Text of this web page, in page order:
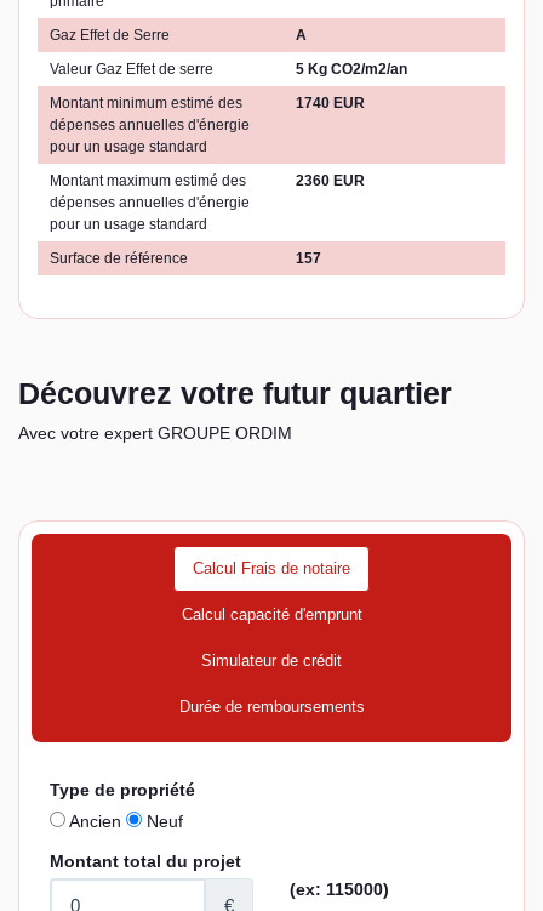
Gaz Effet de Serre
A
Valeur Gaz Effet de serre
5 Kg CO2/m2/an
Montant minimum estimé des
dépenses annuelles d'énergie
pour un usage standard
1740 EUR
Montant maximum estimé des
dépenses annuelles d'énergie
pour un usage standard
2360 EUR
Surface de référence 157
Découvrez votre futur quartier
Avec votre expert GROUPE ORDIM
Calcul Frais de notaire
Calcul capacité d'emprunt
Simulateur de crédit
Durée de remboursements